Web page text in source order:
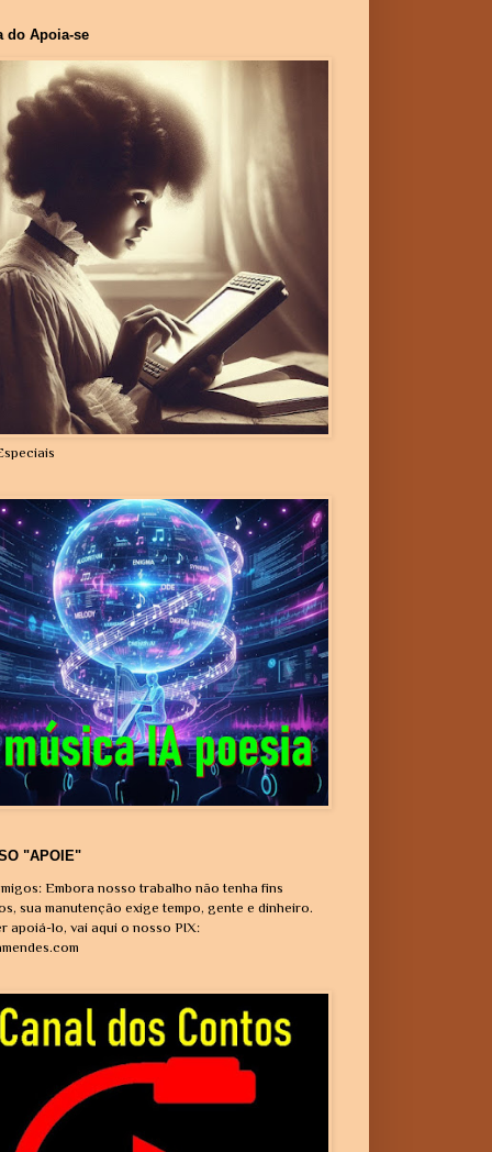
do Apoia-se
"APOIE"
Embora nosso trabalho não tenha fins
sua manutenção exige tempo, gente e dinheiro.
apoiá-lo, vai aqui o nosso PIX: